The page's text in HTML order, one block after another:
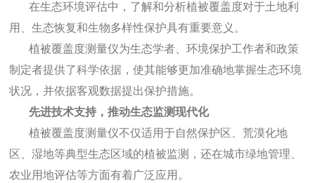
在生态环境评估中，了解和分析植被覆盖度对于土地利
用、生态恢复和生物多样性保护具有重要意义。
植被覆盖度测量仪为生态学者、环境保护工作者和政策
制定者提供了科学依据，使其能够更加准确地掌握生态环境
状况，并依据客观数据提出保护措施。
先进技术支持，推动生态监测现代化
植被覆盖度测量仪不仅适用于自然保护区、荒漠化地
区、湿地等典型生态区域的植被监测，还在城市绿地管理、
农业用地评估等方面有着广泛应用。